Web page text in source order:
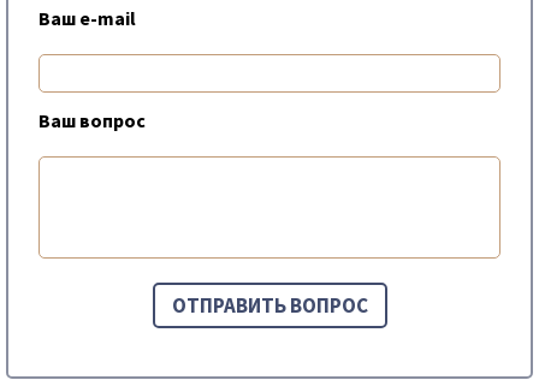
Ваш e-mail
Ваш вопрос